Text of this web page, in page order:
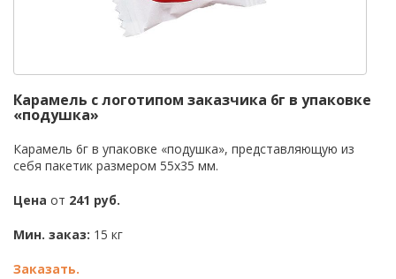
Карамель с логотипом заказчика 6г в упаковке
«подушка»
Карамель 6г в упаковке «подушка», представляющую из
себя пакетик размером 55х35 мм.
Цена от 241 руб.
Мин. заказ: 15 кг
Заказать.